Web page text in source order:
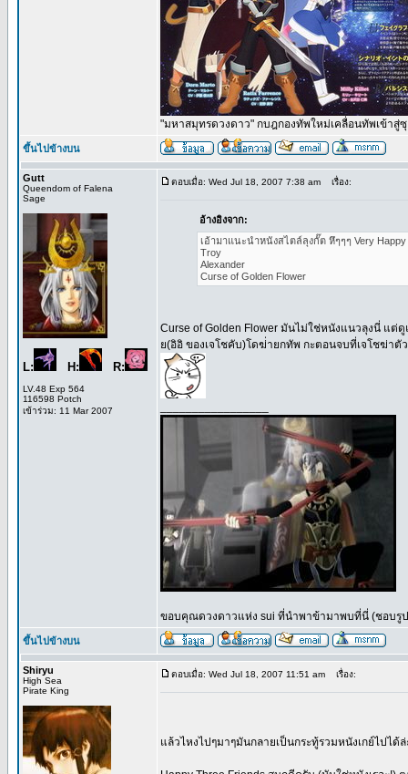
"มหาสมุทรดวงดาว" กบฎกองทัพใหม่เคลื่อนทัพเข้าสู่ซุ
ขึ้นไปข้างบน
Gutt
Queendom of Falena
Sage
L: H: R:
LV.48 Exp 564
116598 Potch
เข้าร่วม: 11 Mar 2007
ตอบเมื่อ: Wed Jul 18, 2007 7:38 am เรื่อง:
อ้างอิงจาก:
เอ้ามาแนะนำหนังสไตล์ลุงกั๊ต หึๆๆๆ Very Happy
Troy
Alexander
Curse of Golden Flower
Curse of Golden Flower มันไม่ใช่หนังแนวลุงนี่ แต่ดู
ย(อิอิ ของเจโชคับ)โดฆ่่ายกทัพ กะตอนจบที่เจโชฆ่าตั
ขอบคุณดวงดาวแห่ง sui ที่นำพาข้ามาพบที่นี่ (ชอบรู
ขึ้นไปข้างบน
Shiryu
High Sea
Pirate King
ตอบเมื่อ: Wed Jul 18, 2007 11:51 am เรื่อง:
แล้วไหงไปๆมาๆมันกลายเป็นกระทู้รวมหนังเกย์ไปได้